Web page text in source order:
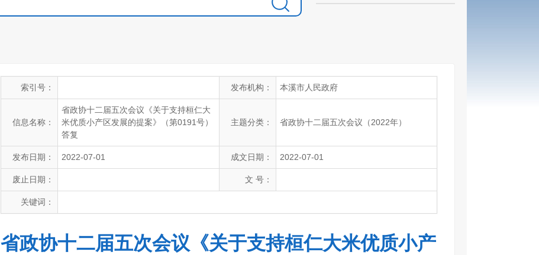
索引号： 发布机构： 本溪市人民政府
信息名称：
省政协十二届五次会议《关于支持桓仁大
米优质小产区发展的提案》（第0191号）
答复
主题分类： 省政协十二届五次会议（2022年）
发布日期： 2022-07-01 成文日期： 2022-07-01
废止日期： 文 号：
关键词：
省政协十二届五次会议《关于支持桓仁大米优质小产